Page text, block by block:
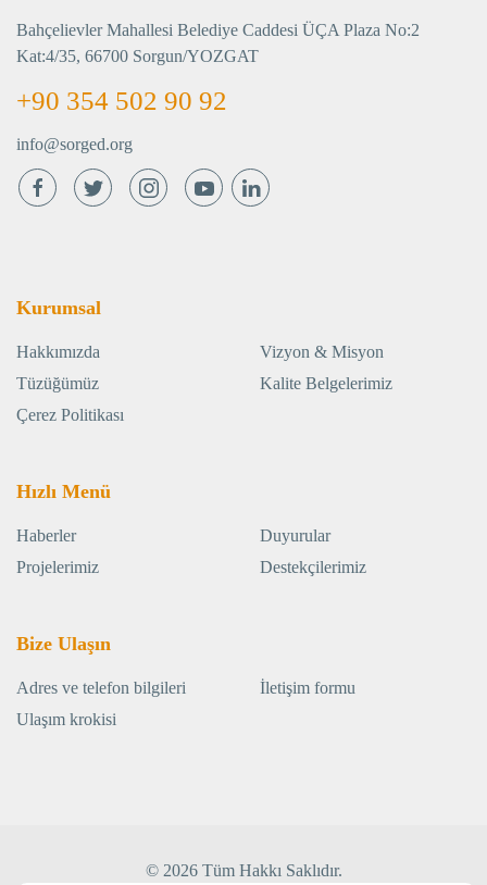
Bahçelievler Mahallesi Belediye Caddesi ÜÇA Plaza No:2
Kat:4/35, 66700 Sorgun/YOZGAT
+90 354 502 90 92
info@sorged.org
Kurumsal
Hakkımızda
Vizyon & Misyon
Tüzüğümüz
Kalite Belgelerimiz
Çerez Politikası
Hızlı Menü
Haberler
Duyurular
Projelerimiz
Destekçilerimiz
Bize Ulaşın
Adres ve telefon bilgileri
İletişim formu
Ulaşım krokisi
© 2026 Tüm Hakkı Saklıdır.